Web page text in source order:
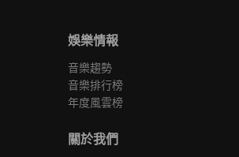
娛樂情報
音樂趨勢
音樂排行榜
年度風雲榜
關於我們